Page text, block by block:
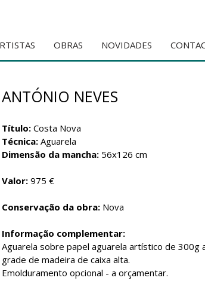
OBRAS NOVIDADES
ANTÓNIO NEVES
Título: Costa Nova
Técnica: Aguarela
Dimensão da mancha: 56x126 cm
Valor: 975 €
Conservação da obra: Nova
Informação complementar:
Aguarela sobre papel aguarela artístico de 300g
grade de madeira de caixa alta.
Emolduramento opcional - a orçamentar.